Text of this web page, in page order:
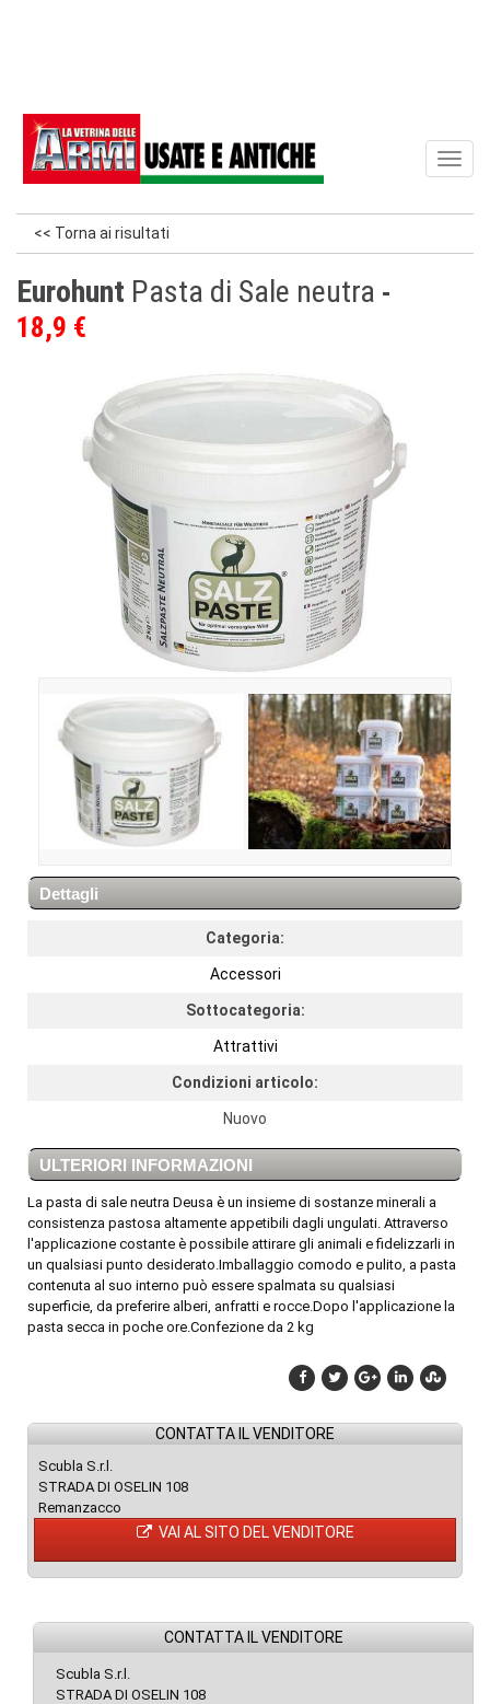
<< Torna ai risultati
Eurohunt Pasta di Sale neutra
18,9 €
Dettagli
Categoria:
Accessori
Sottocategoria:
Attrattivi
Condizioni articolo:
Nuovo
ULTERIORI INFORMAZIONI
La pasta di sale neutra Deusa è un insieme di sostanze minerali a
consistenza pastosa altamente appetibili dagli ungulati. Attraverso
l'applicazione costante è possibile attirare gli animali e fidelizzarli in
un qualsiasi punto desiderato.Imballaggio comodo e pulito, a pasta
contenuta al suo interno può essere spalmata su qualsiasi
superficie, da preferire alberi, anfratti e rocce.Dopo l'applicazione la
pasta secca in poche ore.Confezione da 2 kg
CONTATTA IL VENDITORE
Scubla S.r.l.
STRADA DI OSELIN 108
Remanzacco
VAI AL SITO DEL VENDITORE
CONTATTA IL VENDITORE
Scubla S.r.l.
STRADA DI OSELIN 108